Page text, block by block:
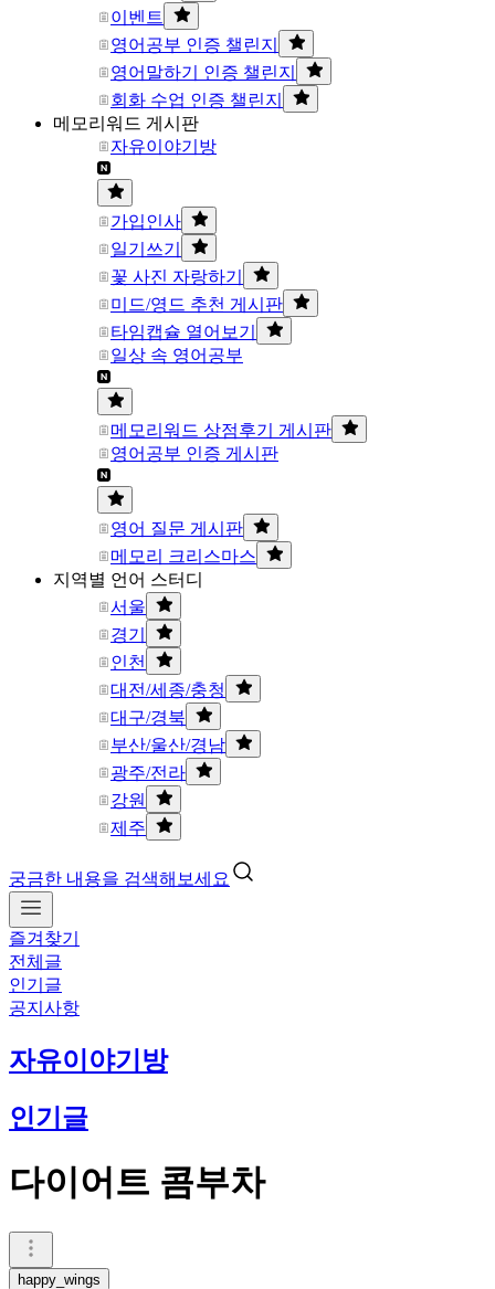
이벤트
영어공부 인증 챌린지
영어말하기 인증 챌린지
회화 수업 인증 챌린지
메모리워드 게시판
자유이야기방
가입인사
일기쓰기
꽃 사진 자랑하기
미드/영드 추천 게시판
타임캡슐 열어보기
일상 속 영어공부
메모리워드 상점후기 게시판
영어공부 인증 게시판
영어 질문 게시판
메모리 크리스마스
지역별 언어 스터디
서울
경기
인천
대전/세종/충청
대구/경북
부산/울산/경남
광주/전라
강원
제주
궁금한 내용을 검색해보세요
즐겨찾기
전체글
인기글
공지사항
자유이야기방
인기글
다이어트 콤부차
happy_wings